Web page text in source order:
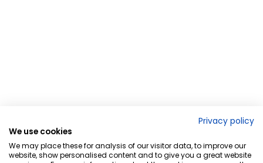
Privacy policy
We use cookies
We may place these for analysis of our visitor data, to improve our
website, show personalised content and to give you a great website